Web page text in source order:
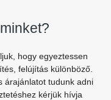
hogy egyeztessen
felújítás különböző.
árajánlatot tudunk adni
kérjük hívja